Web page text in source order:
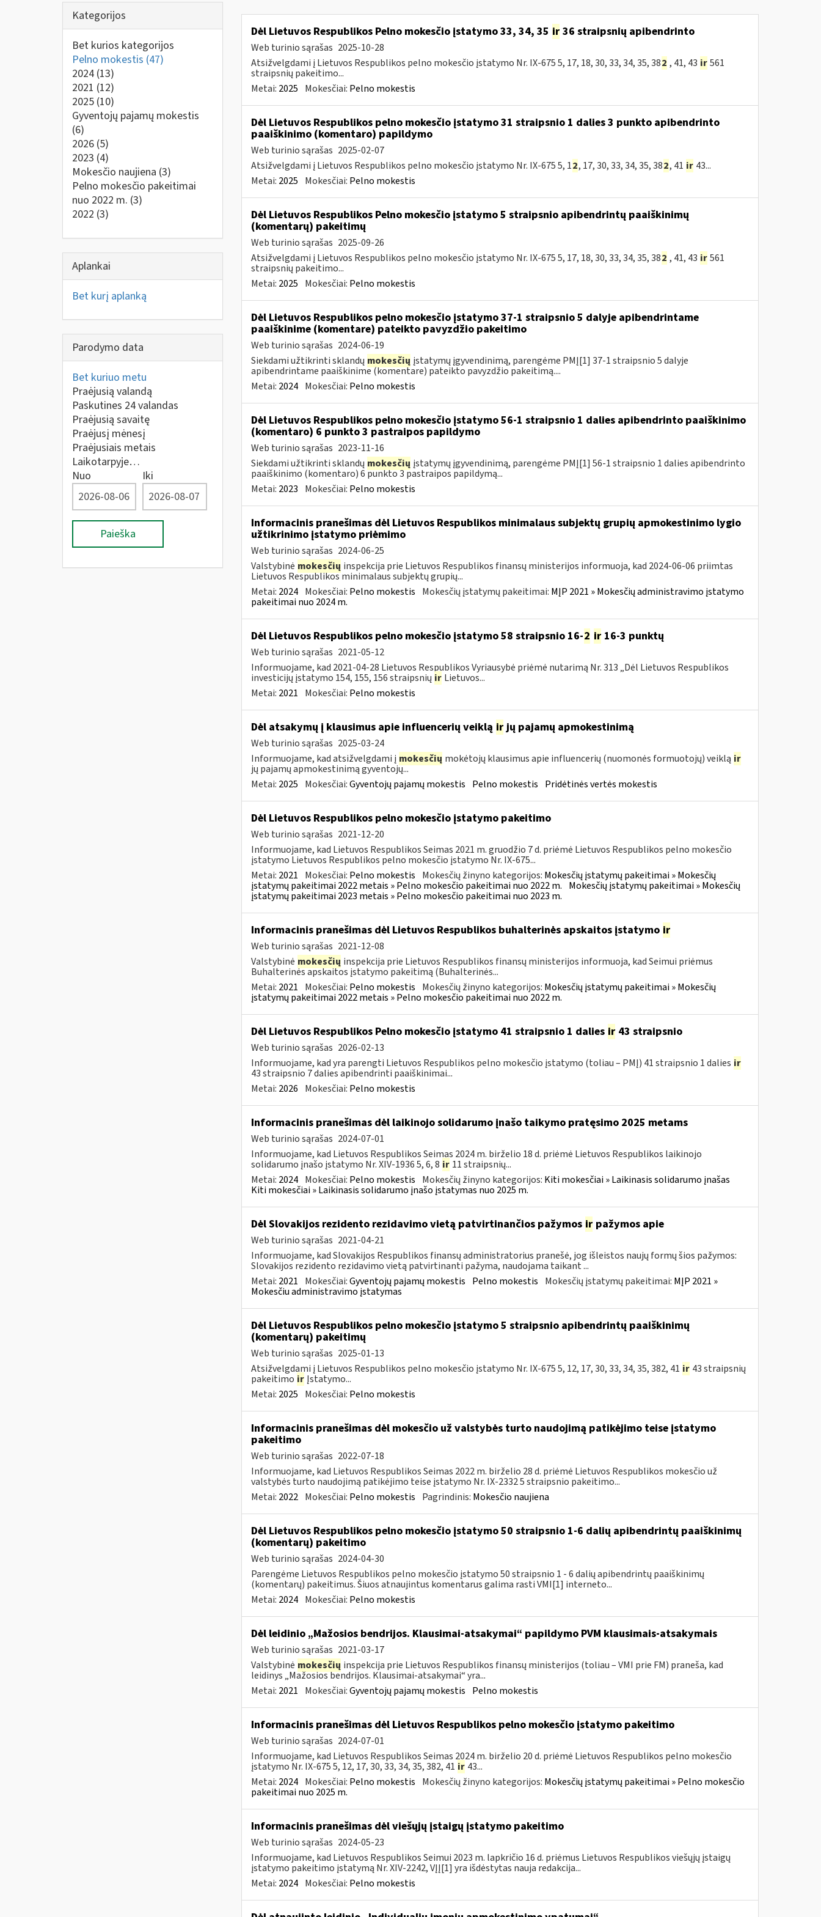
Kategorijos
Bet kurios kategorijos
Pelno mokestis (47)
2024 (13)
2021 (12)
2025 (10)
Gyventojų pajamų mokestis
(6)
2026 (5)
2023 (4)
Mokesčio naujiena (3)
Pelno mokesčio pakeitimai
nuo 2022 m. (3)
2022 (3)
Aplankai
Bet kurį aplanką
Parodymo data
Bet kuriuo metu
Praėjusią valandą
Paskutines 24 valandas
Praėjusią savaitę
Praėjusį mėnesį
Praėjusiais metais
Laikotarpyje…
Nuo
Iki
Paieška
Dėl Lietuvos Respublikos Pelno mokesčio įstatymo 33, 34, 35 ir36 straipsnių apibendrinto
Web turinio sąrašas 2025-10-28
Atsižvelgdami į Lietuvos Respublikos pelno mokesčio įstatymo Nr. IX-675 5, 17, 18, 30, 33, 34, 35, 382 , 41, 43 ir 561
straipsnių pakeitimo...
Metai: 2025 Mokesčiai: Pelno mokestis
Dėl Lietuvos Respublikos pelno mokesčio įstatymo 31 straipsnio 1 dalies 3 punkto apibendrinto
paaiškinimo (komentaro) papildymo
Web turinio sąrašas 2025-02-07
Atsižvelgdami į Lietuvos Respublikos pelno mokesčio įstatymo Nr. IX-675 5, 12, 17, 30, 33, 34, 35, 382, 41 ir 43...
Metai: 2025 Mokesčiai: Pelno mokestis
Dėl Lietuvos Respublikos Pelno mokesčio įstatymo 5 straipsnio apibendrintų paaiškinimų
(komentarų) pakeitimų
Web turinio sąrašas 2025-09-26
Atsižvelgdami į Lietuvos Respublikos pelno mokesčio įstatymo Nr. IX-675 5, 17, 18, 30, 33, 34, 35, 382 , 41, 43 ir 561
straipsnių pakeitimo...
Metai: 2025 Mokesčiai: Pelno mokestis
Dėl Lietuvos Respublikos pelno mokesčio įstatymo 37-1 straipsnio 5 dalyje apibendrintame
paaiškinime (komentare) pateikto pavyzdžio pakeitimo
Web turinio sąrašas 2024-06-19
Siekdami užtikrinti sklandų mokesčių įstatymų įgyvendinimą, parengėme PMĮ[1] 37-1 straipsnio 5 dalyje
apibendrintame paaiškinime (komentare) pateikto pavyzdžio pakeitimą....
Metai: 2024 Mokesčiai: Pelno mokestis
Dėl Lietuvos Respublikos pelno mokesčio įstatymo 56-1 straipsnio 1 dalies apibendrinto paaiškinimo
(komentaro) 6 punkto 3 pastraipos papildymo
Web turinio sąrašas 2023-11-16
Siekdami užtikrinti sklandų mokesčių įstatymų įgyvendinimą, parengėme PMĮ[1] 56-1 straipsnio 1 dalies apibendrinto
paaiškinimo (komentaro) 6 punkto 3 pastraipos papildymą...
Metai: 2023 Mokesčiai: Pelno mokestis
Informacinis pranešimas dėl Lietuvos Respublikos minimalaus subjektų grupių apmokestinimo lygio
užtikrinimo įstatymo priėmimo
Web turinio sąrašas 2024-06-25
Valstybinė mokesčių inspekcija prie Lietuvos Respublikos finansų ministerijos informuoja, kad 2024-06-06 priimtas
Lietuvos Respublikos minimalaus subjektų grupių...
Metai: 2024 Mokesčiai: Pelno mokestis Mokesčių įstatymų pakeitimai: MĮP 2021 » Mokesčių administravimo įstatymo
pakeitimai nuo 2024 m.
Dėl Lietuvos Respublikos pelno mokesčio įstatymo 58 straipsnio 16-2 ir16-3 punktų
Web turinio sąrašas 2021-05-12
Informuojame, kad 2021-04-28 Lietuvos Respublikos Vyriausybė priėmė nutarimą Nr. 313 „Dėl Lietuvos Respublikos
investicijų įstatymo 154, 155, 156 straipsnių ir Lietuvos...
Metai: 2021 Mokesčiai: Pelno mokestis
Dėl atsakymų į klausimus apie influencerių veiklą irjų pajamų apmokestinimą
Web turinio sąrašas 2025-03-24
Informuojame, kad atsižvelgdami į mokesčių mokėtojų klausimus apie influencerių (nuomonės formuotojų) veiklą ir
jų pajamų apmokestinimą gyventojų...
Metai: 2025 Mokesčiai:Gyventojų pajamų mokestis Pelno mokestis Pridėtinės vertės mokestis
Dėl Lietuvos Respublikos pelno mokesčio įstatymo pakeitimo
Web turinio sąrašas 2021-12-20
Informuojame, kad Lietuvos Respublikos Seimas 2021 m. gruodžio 7 d. priėmė Lietuvos Respublikos pelno mokesčio
įstatymo Lietuvos Respublikos pelno mokesčio įstatymo Nr. IX-675...
Metai: 2021 Mokesčiai: Pelno mokestis Mokesčių žinyno kategorijos: Mokesčių įstatymų pakeitimai » Mokesčių
įstatymų pakeitimai 2022 metais » Pelno mokesčio pakeitimai nuo 2022 m. Mokesčių įstatymų pakeitimai » Mokesčių
įstatymų pakeitimai 2023 metais » Pelno mokesčio pakeitimai nuo 2023 m.
Informacinis pranešimas dėl Lietuvos Respublikos buhalterinės apskaitos įstatymo ir
Web turinio sąrašas 2021-12-08
Valstybinė mokesčių inspekcija prie Lietuvos Respublikos finansų ministerijos informuoja, kad Seimui priėmus
Buhalterinės apskaitos įstatymo pakeitimą (Buhalterinės...
Metai: 2021 Mokesčiai: Pelno mokestis Mokesčių žinyno kategorijos: Mokesčių įstatymų pakeitimai » Mokesčių
įstatymų pakeitimai 2022 metais » Pelno mokesčio pakeitimai nuo 2022 m.
Dėl Lietuvos Respublikos Pelno mokesčio įstatymo 41 straipsnio 1 dalies ir43 straipsnio
Web turinio sąrašas 2026-02-13
Informuojame, kad yra parengti Lietuvos Respublikos pelno mokesčio įstatymo (toliau – PMĮ) 41 straipsnio 1 dalies ir
43 straipsnio 7 dalies apibendrinti paaiškinimai...
Metai: 2026 Mokesčiai: Pelno mokestis
Informacinis pranešimas dėl laikinojo solidarumo įnašo taikymo pratęsimo 2025 metams
Web turinio sąrašas 2024-07-01
Informuojame, kad Lietuvos Respublikos Seimas 2024 m. birželio 18 d. priėmė Lietuvos Respublikos laikinojo
solidarumo įnašo įstatymo Nr. XIV-1936 5, 6, 8 ir 11 straipsnių...
Metai: 2024 Mokesčiai: Pelno mokestis Mokesčių žinyno kategorijos: Kiti mokesčiai » Laikinasis solidarumo įnašas
Kiti mokesčiai » Laikinasis solidarumo įnašo įstatymas nuo 2025 m.
Dėl Slovakijos rezidento rezidavimo vietą patvirtinančios pažymos irpažymos apie
Web turinio sąrašas 2021-04-21
Informuojame, kad Slovakijos Respublikos finansų administratorius pranešė, jog išleistos naujų formų šios pažymos:
Slovakijos rezidento rezidavimo vietą patvirtinanti pažyma, naudojama taikant ...
Metai: 2021 Mokesčiai:Gyventojų pajamų mokestis Pelno mokestis Mokesčių įstatymų pakeitimai: MĮP 2021 »
Mokesčiu administravimo įstatymas
Dėl Lietuvos Respublikos pelno mokesčio įstatymo 5 straipsnio apibendrintų paaiškinimų
(komentarų) pakeitimų
Web turinio sąrašas 2025-01-13
Atsižvelgdami į Lietuvos Respublikos pelno mokesčio įstatymo Nr. IX-675 5, 12, 17, 30, 33, 34, 35, 382, 41 ir 43 straipsnių
pakeitimo ir Įstatymo...
Metai: 2025 Mokesčiai: Pelno mokestis
Informacinis pranešimas dėl mokesčio už valstybės turto naudojimą patikėjimo teise įstatymo
pakeitimo
Web turinio sąrašas 2022-07-18
Informuojame, kad Lietuvos Respublikos Seimas 2022 m. birželio 28 d. priėmė Lietuvos Respublikos mokesčio už
valstybės turto naudojimą patikėjimo teise įstatymo Nr. IX-2332 5 straipsnio pakeitimo...
Metai: 2022 Mokesčiai: Pelno mokestis Pagrindinis: Mokesčio naujiena
Dėl Lietuvos Respublikos pelno mokesčio įstatymo 50 straipsnio 1-6 dalių apibendrintų paaiškinimų
(komentarų) pakeitimo
Web turinio sąrašas 2024-04-30
Parengėme Lietuvos Respublikos pelno mokesčio įstatymo 50 straipsnio 1 - 6 dalių apibendrintų paaiškinimų
(komentarų) pakeitimus. Šiuos atnaujintus komentarus galima rasti VMI[1] interneto...
Metai: 2024 Mokesčiai: Pelno mokestis
Dėl leidinio „Mažosios bendrijos. Klausimai-atsakymai“ papildymo PVM klausimais-atsakymais
Web turinio sąrašas 2021-03-17
Valstybinė mokesčių inspekcija prie Lietuvos Respublikos finansų ministerijos (toliau – VMI prie FM) praneša, kad
leidinys „Mažosios bendrijos. Klausimai-atsakymai“ yra...
Metai: 2021 Mokesčiai:Gyventojų pajamų mokestis Pelno mokestis
Informacinis pranešimas dėl Lietuvos Respublikos pelno mokesčio įstatymo pakeitimo
Web turinio sąrašas 2024-07-01
Informuojame, kad Lietuvos Respublikos Seimas 2024 m. birželio 20 d. priėmė Lietuvos Respublikos pelno mokesčio
įstatymo Nr. IX-675 5, 12, 17, 30, 33, 34, 35, 382, 41 ir 43...
Metai: 2024 Mokesčiai: Pelno mokestis Mokesčių žinyno kategorijos: Mokesčių įstatymų pakeitimai » Pelno mokesčio
pakeitimai nuo 2025 m.
Informacinis pranešimas dėl viešųjų įstaigų įstatymo pakeitimo
Web turinio sąrašas 2024-05-23
Informuojame, kad Lietuvos Respublikos Seimui 2023 m. lapkričio 16 d. priėmus Lietuvos Respublikos viešųjų įstaigų
įstatymo pakeitimo įstatymą Nr. XIV-2242, VĮĮ[1] yra išdėstytas nauja redakcija...
Metai: 2024 Mokesčiai: Pelno mokestis